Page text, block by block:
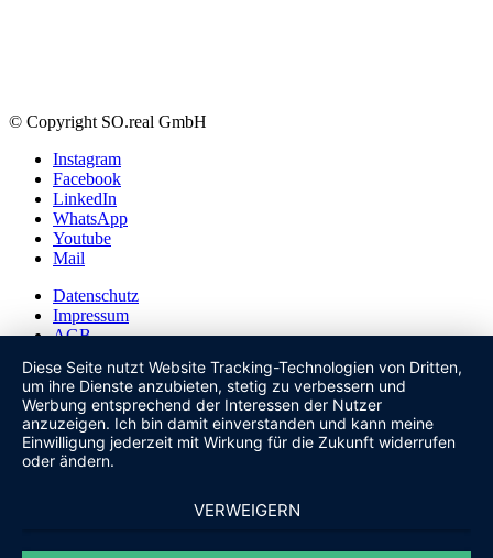
© Copyright SO.real GmbH
Instagram
Facebook
LinkedIn
WhatsApp
Youtube
Mail
Datenschutz
Impressum
AGB
Nach oben scrollen
Diese Seite nutzt Website Tracking-Technologien von Dritten,
um ihre Dienste anzubieten, stetig zu verbessern und
Werbung entsprechend der Interessen der Nutzer
anzuzeigen. Ich bin damit einverstanden und kann meine
Einwilligung jederzeit mit Wirkung für die Zukunft widerrufen
oder ändern.
VERWEIGERN